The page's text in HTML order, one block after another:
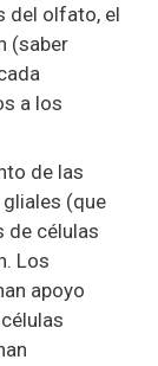
del olfato, el
(saber
a los
de las
(que
de células
Los
apoyo